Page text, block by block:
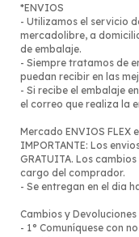
*ENVIOS
- Utilizamos el servicio
mercadolibre, a
de embalaje.
- Siempre tratamos de
puedan recibir en las
- Si recibe el embalaje
el correo que realiza la
Mercado ENVIOS FLEX
IMPORTANTE: Los
GRATUITA. Los
cargo del comprador.
- Se entregan en el dia
Cambios y Devoluciones
- 1° Comuníquese con